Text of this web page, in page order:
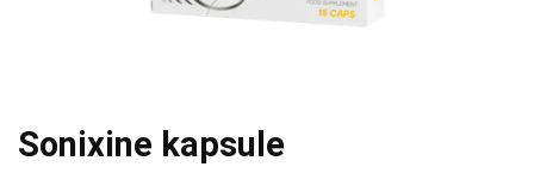
Sonixine kapsule